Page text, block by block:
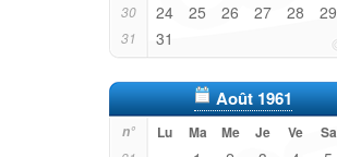
30 24 25 26 27 28 29
31 31
Août 1961
n° Lu Ma Me Je Ve Sa